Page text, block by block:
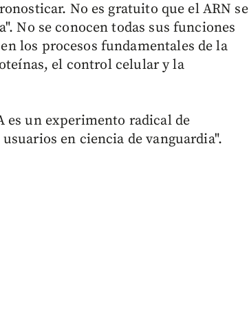
No es gratuito que el ARN se
No se conocen todas sus funciones
los procesos fundamentales de la
el control celular y la
es un experimento radical de
en ciencia de vanguardia".